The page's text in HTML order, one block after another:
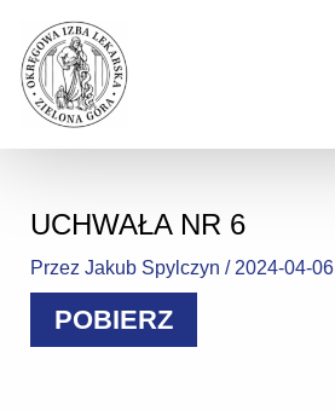
UCHWAŁA NR 6
PrzezJakub Spylczyn/ 2024-04-06
POBIERZ